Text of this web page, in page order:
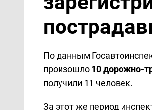
По данным
произошло 10 дорожно-
получили 11 человек.
За этот же период